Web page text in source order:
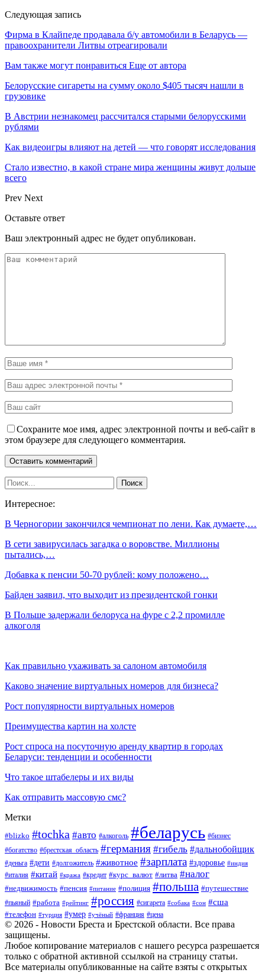
Следующая запись
Фирма в Клайпеде продавала б/у автомобили в Беларусь —
правоохранители Литвы отреагировали
Вам также могут понравиться Еще от автора
Белорусские сигареты на сумму около $405 тысяч нашли в
грузовике
В Австрии незнакомец рассчитался старыми белорусскими
рублями
Как видеоигры влияют на детей — что говорят исследования
Стало известно, в какой стране мира женщины живут дольше
всего
Prev Next
Оставьте ответ
Ваш электронный адрес не будет опубликован.
Сохраните мое имя, адрес электронной почты и веб-сайт в
этом браузере для следующего комментария.
Интересное:
В Черногории закончился чемпионат по лени. Как думаете,…
В сети завирусилась загадка о воровстве. Миллионы
пытались,…
Добавка к пенсии 50-70 рублей: кому положено…
Байден заявил, что выходит из президентской гонки
В Польше задержали белоруса на фуре с 2,2 промилле
алкоголя
Как правильно ухаживать за салоном автомобиля
Каково значение виртуальных номеров для бизнеса?
Рост популярности виртуальных номеров
Преимущества картин на холсте
Рост спроса на посуточную аренду квартир в городах
Беларуси: тенденции и особенности
Что такое штабелеры и их виды
Как отправить массовую смс?
Метки
#blizko #tochka #авто #алкоголь #беларусь #бизнес
#богатство #брестская_область #германия #гибель #дальнобойщик
#деньга #дети #долгожитель #животное #зарплата #здоровье #индия
#италия #китай #кража #кредит #курс_валют #литва #налог
#недвижимость #пенсия #питание #полиция #польша #путешествие
#пьяный #работа #рейтинг #россия #сигарета #собака #сон #сша
#телефон #турция #умер #учёный #франция #цена
© 2026 - Новости Бреста и Брестской области. Все права
защищены.
Любое копирование материалов с нашего ресурса разрешается
только с обратной активной ссылкой на страницу статьи.
Все материалы опубликованные на сайте взяты с открытых